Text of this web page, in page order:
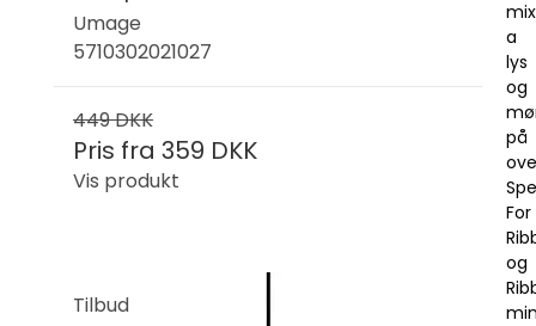
Umage
5710302021027
449 DKK
Pris fra 359 DKK
Vis produkt
Tilbud
mix
a
lys
og
på
For
og